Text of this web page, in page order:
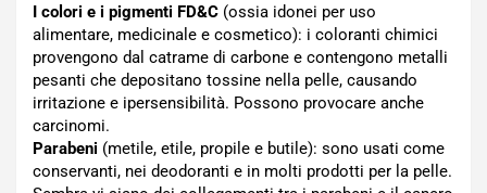
I colori e i pigmenti FD&C (ossia idonei per uso
alimentare, medicinale e cosmetico): i coloranti chimici
provengono dal catrame di carbone e contengono metalli
pesanti che depositano tossine nella pelle, causando
irritazione e ipersensibilità. Possono provocare anche
carcinomi.
Parabeni (metile, etile, propile e butile): sono usati come
conservanti, nei deodoranti e in molti prodotti per la pelle.